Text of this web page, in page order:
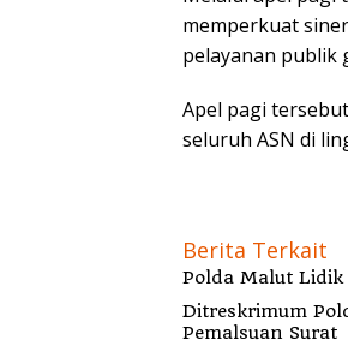
memperkuat
pelayanan publik
Apel pagi
seluruh ASN di
Berita Terkait
Polda Malut
Ditreskrimum
Pemalsuan Surat